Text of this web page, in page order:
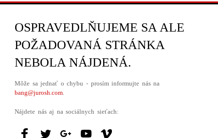
OSPRAVEDLŇUJEME SA ALE
POŽADOVANÁ STRÁNKA
NEBOLA NÁJDENÁ.
Môže sa jednať o chybu - prosím informujte nás na
bang@jurosh.com.
Nájdete nás aj na sociálnych sieťach: